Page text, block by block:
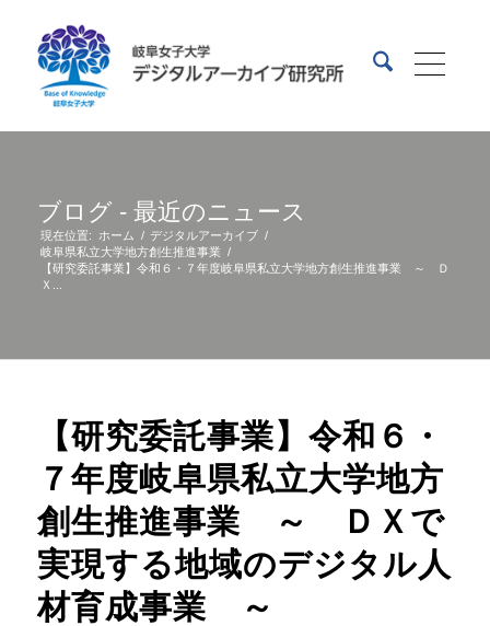
ブログ - 最近のニュース
現在位置: ホーム / デジタルアーカイブ /
岐阜県私立大学地方創生推進事業 /
【研究委託事業】令和６・７年度岐阜県私立大学地方創生推進事業 ～ Ｄ
Ｘ...
【研究委託事業】令和６・
７年度岐阜県私立大学地方
創生推進事業 ～ ＤＸで
実現する地域のデジタル人
材育成事業 ～